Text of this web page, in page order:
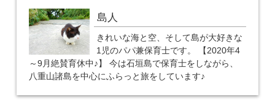
島人
きれいな海と空、そして島が大好きな
1児のパパ兼保育士です。 【2020年4
～9月絶賛育休中♪】 今は石垣島で保育士をしながら、
八重山諸島を中心にふらっと旅をしています♪